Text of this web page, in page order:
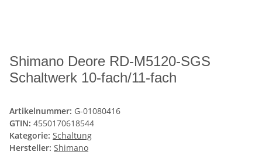
Shimano Deore RD-M5120-SGS
Schaltwerk 10-fach/11-fach
Artikelnummer: G-01080416
GTIN: 4550170618544
Kategorie: Schaltung
Hersteller: Shimano